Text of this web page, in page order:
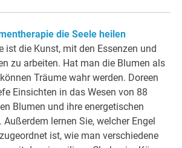
die Seele heilen
ist die Kunst, mit den Essenzen und
zu arbeiten. Hat man die Blumen als
Träume wahr werden. Doreen
Einsichten in das Wesen von 88
Blumen und ihre energetischen
lernen Sie, welcher Engel
ist, wie man verschiedene